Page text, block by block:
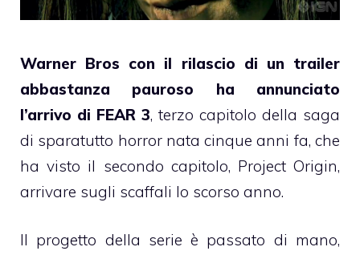
Warner Bros con il rilascio di un trailer
abbastanza pauroso ha annunciato
l’arrivo di FEAR 3, terzo capitolo della saga
di sparatutto horror nata cinque anni fa, che
ha visto il secondo capitolo, Project Origin,
arrivare sugli scaffali lo scorso anno.
Il progetto della serie è passato di mano,